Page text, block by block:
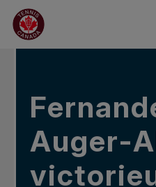
Sauter au menu principal
Sauter au contenu principal
Sauter au pied de page
DANS LES NOUVELLES
Auger-